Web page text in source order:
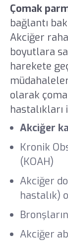
Çomak
bağlantı
Akciğer
boyutlara
harekete
olarak
hastalıkları
Akciğer
Kronik
(KOAH)
Akciğer
hastalık)
Akciğer